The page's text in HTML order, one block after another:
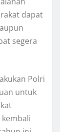
dapat
segera
Polri
untuk